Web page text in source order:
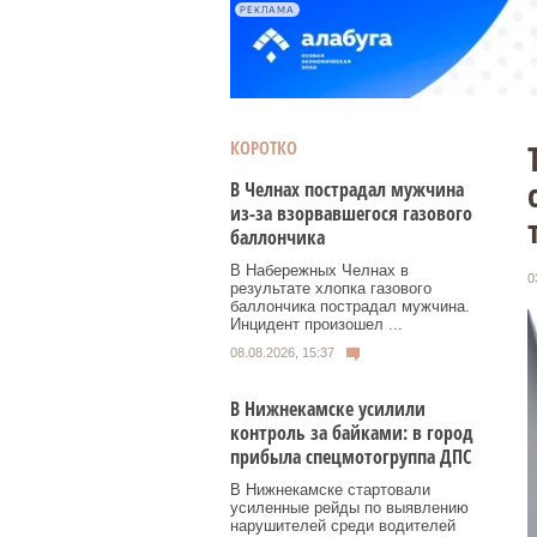
РЕКЛАМА
КОРОТКО
В Челнах пострадал мужчина
из-за взорвавшегося газового
баллончика
В Набережных Челнах в
результате хлопка газового
баллончика пострадал мужчина.
Инцидент произошел ...
08.08.2026, 15:37
В Нижнекамске усилили
контроль за байками: в город
прибыла спецмотогруппа ДПС
В Нижнекамске стартовали
усиленные рейды по выявлению
нарушителей среди водителей